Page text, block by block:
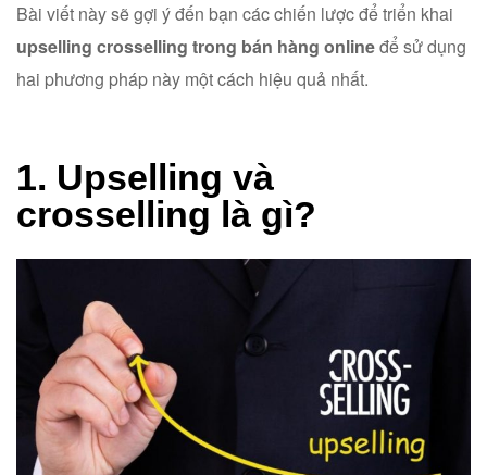
Bài viết này sẽ gợi ý đến bạn các chiến lược để triển khai
upselling crosselling trong bán hàng onlineđể sử dụng
hai phương pháp này một cách hiệu quả nhất.
1. Upselling và
crosselling là gì?